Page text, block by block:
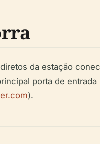
da estação
porta de
).